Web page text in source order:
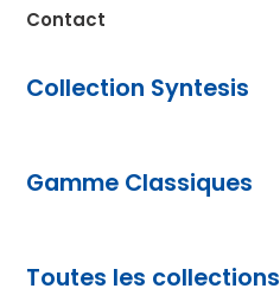
Contact
Collection Syntesis
Gamme Classiques
Toutes les collections